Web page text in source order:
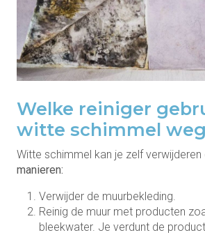
Welke reiniger
witte schimmel
Witte schimmel kan je zelf verwijderen
manieren:
Verwijder de muurbekleding.
Reinig de muur met producten
bleekwater. Je verdunt de